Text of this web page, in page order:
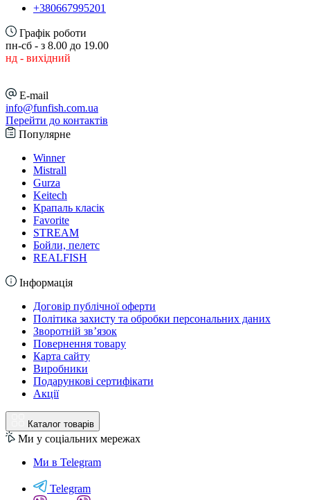
+380667995201
Графік роботи
пн-сб - з 8.00 до 19.00
нд - вихідний
E-mail
info@funfish.com.ua
Перейти до контактів
Популярне
Winner
Mistrall
Gurza
Keitech
Крапаль класік
Favorite
STREAM
Бойли, пелетс
REALFISH
Інформація
Договір публічної оферти
Політика захисту та обробки персональних даних
Зворотній зв’язок
Повернення товару
Карта сайту
Виробники
Подарункові сертифікати
Акції
Каталог товарів
Ми у соціальних мережах
Ми в Telegram
Telegram